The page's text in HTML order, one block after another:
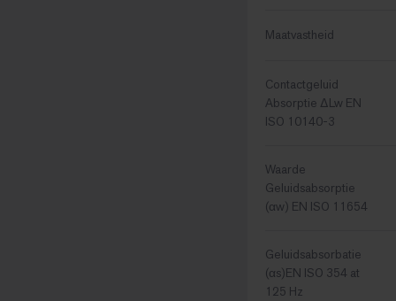
Maatvastheid
Contactgeluid
Absorptie ΔLw EN
ISO 10140-3
Waarde
Geluidsabsorptie
(αw) EN ISO 11654
Geluidsabsorbatie
(αs)EN ISO 354 at
125 Hz